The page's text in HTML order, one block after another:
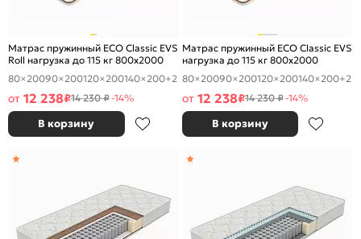
Матрас пружинный ECO Classic EVS
Roll нагрузка до 115 кг 800x2000
80×20090×200120×200140×200+2
от 12 238₽14 230 ₽-14%
В корзину
Матрас пружинный ECO Classic EVS
нагрузка до 115 кг 800x2000
80×20090×200120×200140×200+2
от 12 238₽14 230 ₽-14%
В корзину